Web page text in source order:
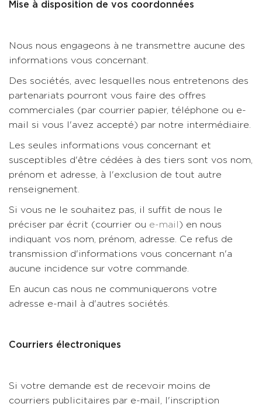
Mise à disposition de vos coordonnées
Nous nous engageons à ne transmettre aucune des
informations vous concernant.
Des sociétés, avec lesquelles nous entretenons des
partenariats pourront vous faire des offres
commerciales (par courrier papier, téléphone ou e-
mail si vous l'avez accepté) par notre intermédiaire.
Les seules informations vous concernant et
susceptibles d'être cédées à des tiers sont vos nom,
prénom et adresse, à l'exclusion de tout autre
renseignement.
Si vous ne le souhaitez pas, il suffit de nous le
préciser par écrit (courrier ou e-mail ) en nous
indiquant vos nom, prénom, adresse. Ce refus de
transmission d'informations vous concernant n'a
aucune incidence sur votre commande.
En aucun cas nous ne communiquerons votre
adresse e-mail à d'autres sociétés.
Courriers électroniques
Si votre demande est de recevoir moins de
courriers publicitaires par e-mail, l'inscription